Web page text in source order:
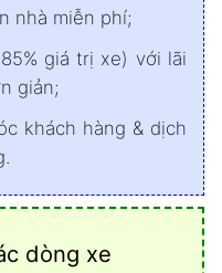
nhà miễn phí;
giá trị xe) với lãi
giản;
khách hàng & dịch
dòng xe